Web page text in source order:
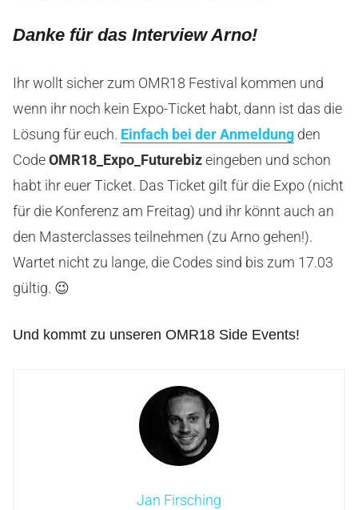
Danke für das Interview Arno!
Ihr wollt sicher zum OMR18 Festival kommen und
wenn ihr noch kein Expo-Ticket habt, dann ist das die
Lösung für euch. Einfach bei der Anmeldung den
CodeOMR18_Expo_Futurebizeingeben und schon
habt ihr euer Ticket. Das Ticket gilt für die Expo (nicht
für die Konferenz am Freitag) und ihr könnt auch an
den Masterclasses teilnehmen (zu Arno gehen!).
Wartet nicht zu lange, die Codes sind bis zum 17.03
gültig. 😉
Und kommt zu unseren OMR18 Side Events!
Jan Firsching